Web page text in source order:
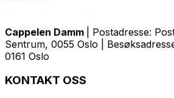
Cappelen Damm
| Postadresse:
Sentrum, 0055 Oslo |
0161 Oslo
KONTAKT OSS